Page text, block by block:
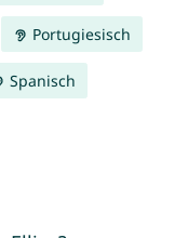
Portugiesisch
Spanisch